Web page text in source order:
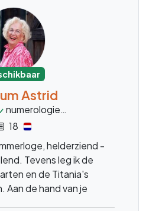
Astrid
numerologie
18
helderziend -
Tevens leg ik de
en de Titania's
Aan de hand van je